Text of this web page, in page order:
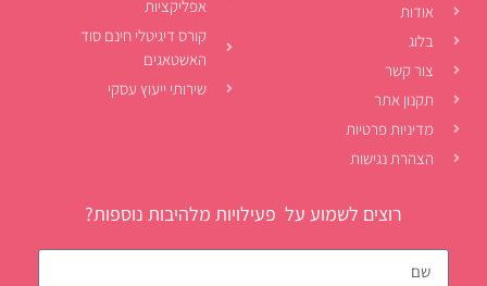
אודות
בלוג
צור קשר
תקנון אתר
מדיניות פרטיות
הצהרת נגישות
אפליקציות
קורס דיגיטלי חינם סוד
האשטאגים
שירותי ייעוץ עסקי
רוצים לשמוע על פעילויות מלהיבות נוספות?